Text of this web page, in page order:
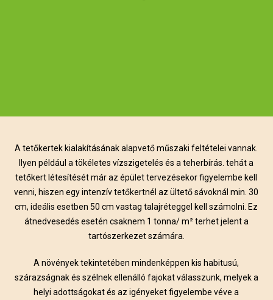
A tetőkertek kialakításának alapvető műszaki feltételei vannak.
Ilyen például a tökéletes vízszigetelés és a teherbírás. tehát a
tetőkert létesítését már az épület tervezésekor figyelembe kell
venni, hiszen egy intenzív tetőkertnél az ültető sávoknál min. 30
cm, ideális esetben 50 cm vastag talajréteggel kell számolni. Ez
átnedvesedés esetén csaknem 1 tonna/ m² terhet jelent a
tartószerkezet számára.
A növények tekintetében mindenképpen kis habitusú,
szárazságnak és szélnek ellenálló fajokat válasszunk, melyek a
helyi adottságokat és az igényeket figyelembe véve a